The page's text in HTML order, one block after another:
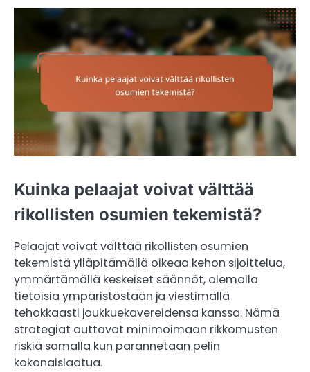
Kuinka pelaajat voivat välttää
rikollisten osumien tekemistä?
Pelaajat voivat välttää rikollisten osumien
tekemistä ylläpitämällä oikeaa kehon sijoittelua,
ymmärtämällä keskeiset säännöt, olemalla
tietoisia ympäristöstään ja viestimällä
tehokkaasti joukkuekavereidensa kanssa. Nämä
strategiat auttavat minimoimaan rikkomusten
riskiä samalla kun parannetaan pelin
kokonaislaatua.